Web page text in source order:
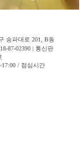
송파대로 201, B동
87-02390 | 통신판
/ 점심시간